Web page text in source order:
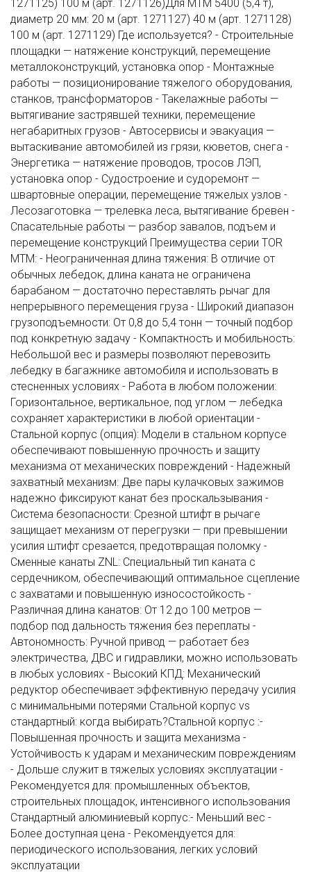
1271125) 100 м (арт. 1271126)Для МТМ 5400 (5,4 т),
диаметр 20 мм: 20 м (арт. 1271127) 40 м (арт. 1271128)
100 м (арт. 1271129) Где используется? - Строительные
площадки — натяжение конструкций, перемещение
металлоконструкций, установка опор - Монтажные
работы — позиционирование тяжелого оборудования,
станков, трансформаторов - Такелажные работы —
вытягивание застрявшей техники, перемещение
негабаритных грузов - Автосервисы и эвакуация —
вытаскивание автомобилей из грязи, кюветов, снега -
Энергетика — натяжение проводов, тросов ЛЭП,
установка опор - Судостроение и судоремонт —
швартовные операции, перемещение тяжелых узлов -
Лесозаготовка — трелевка леса, вытягивание бревен -
Спасательные работы — разбор завалов, подъем и
перемещение конструкций Преимущества серии TOR
МТМ: - Неограниченная длина тяжения: В отличие от
обычных лебедок, длина каната не ограничена
барабаном — достаточно переставлять рычаг для
непрерывного перемещения груза - Широкий диапазон
грузоподъемности: От 0,8 до 5,4 тонн — точный подбор
под конкретную задачу - Компактность и мобильность:
Небольшой вес и размеры позволяют перевозить
лебедку в багажнике автомобиля и использовать в
стесненных условиях - Работа в любом положении:
Горизонтальное, вертикальное, под углом — лебедка
сохраняет характеристики в любой ориентации -
Стальной корпус (опция): Модели в стальном корпусе
обеспечивают повышенную прочность и защиту
механизма от механических повреждений - Надежный
захватный механизм: Две пары кулачковых зажимов
надежно фиксируют канат без проскальзывания -
Система безопасности: Срезной штифт в рычаге
защищает механизм от перегрузки — при превышении
усилия штифт срезается, предотвращая поломку -
Сменные канаты ZNL: Специальный тип каната с
сердечником, обеспечивающий оптимальное сцепление
с захватами и повышенную износостойкость -
Различная длина канатов: От 12 до 100 метров —
подбор под дальность тяжения без переплаты -
Автономность: Ручной привод — работает без
электричества, ДВС и гидравлики, можно использовать
в любых условиях - Высокий КПД: Механический
редуктор обеспечивает эффективную передачу усилия
с минимальными потерями Стальной корпус vs
стандартный: когда выбирать?Стальной корпус :-
Повышенная прочность и защита механизма -
Устойчивость к ударам и механическим повреждениям
- Дольше служит в тяжелых условиях эксплуатации -
Рекомендуется для: промышленных объектов,
строительных площадок, интенсивного использования
Стандартный алюминиевый корпус:- Меньший вес -
Более доступная цена - Рекомендуется для:
периодического использования, легких условий
эксплуатации